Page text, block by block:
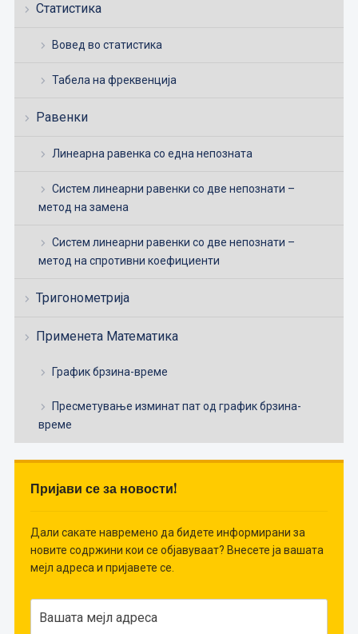
Статистика
Вовед во статистика
Табела на фреквенција
Равенки
Линеарна равенка со една непозната
Систем линеарни равенки со две непознати –
метод на замена
Систем линеарни равенки со две непознати –
метод на спротивни коефициенти
Тригонометрија
Применета Математика
График брзина-време
Пресметување изминат пат од график брзина-
време
Пријави се за новости!
Дали сакате навремено да бидете информирани за
новите содржини кои се објавуваат? Внесете ја вашата
мејл адреса и пријавете се.